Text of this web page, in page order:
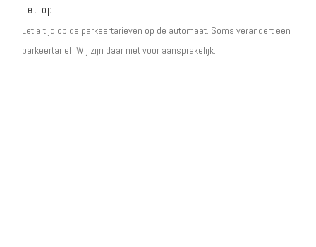
Let op
Let altijd op de parkeertarieven op de automaat. Soms verandert een
parkeertarief. Wij zijn daar niet voor aansprakelijk.